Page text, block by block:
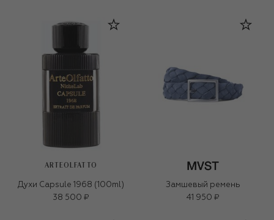
ARTEOLFATTO
Духи Capsule 1968 (100ml)
38 500 ₽
Замшевый ремень
41 950 ₽